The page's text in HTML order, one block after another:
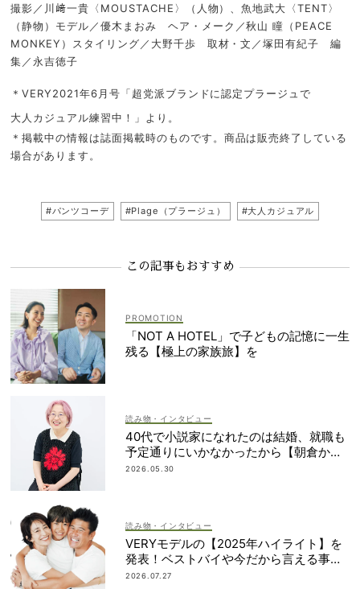
撮影／川﨑一貴〈MOUSTACHE〉（人物）、魚地武大〈TENT〉
（静物）モデル／優木まおみ ヘア・メーク／秋山 瞳（PEACE
MONKEY）スタイリング／大野千歩 取材・文／塚田有紀子 編
集／永吉徳子
＊VERY2021年6月号「超党派ブランドに認定プラージュで
大人カジュアル練習中！
」より。
＊掲載中の情報は誌面掲載時のものです。商品は販売終了している
場合があります。
#パンツコーデ #Plage（プラージュ） #大人カジュアル
この記事もおすすめ
「NOT A HOTEL」で子どもの記憶に一生
残る【極上の家族旅】を
読み物・インタビュー
40代で小説家になれたのは結婚、就職も
予定通りにいかなかったから【朝倉かす
みさん】
2026.05.30
読み物・インタビュー
VERYモデルの【2025年ハイライト】を
発表！ベストバイや今だから言える事件
簿も大公開
2026.07.27